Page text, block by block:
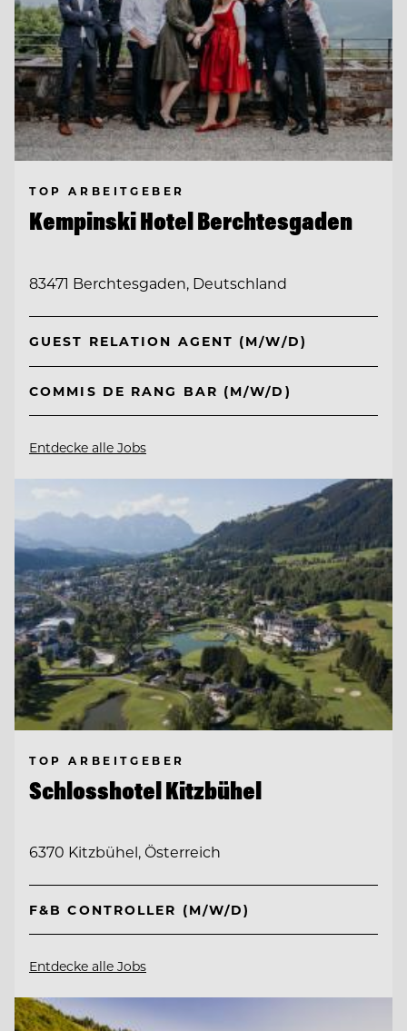
TOP ARBEITGEBER
Kempinski Hotel Berchtesgaden
83471 Berchtesgaden, Deutschland
GUEST RELATION AGENT (M/W/D)
COMMIS DE RANG BAR (M/W/D)
Entdecke alle Jobs
TOP ARBEITGEBER
Schlosshotel Kitzbühel
6370 Kitzbühel, Österreich
F&B CONTROLLER (M/W/D)
Entdecke alle Jobs